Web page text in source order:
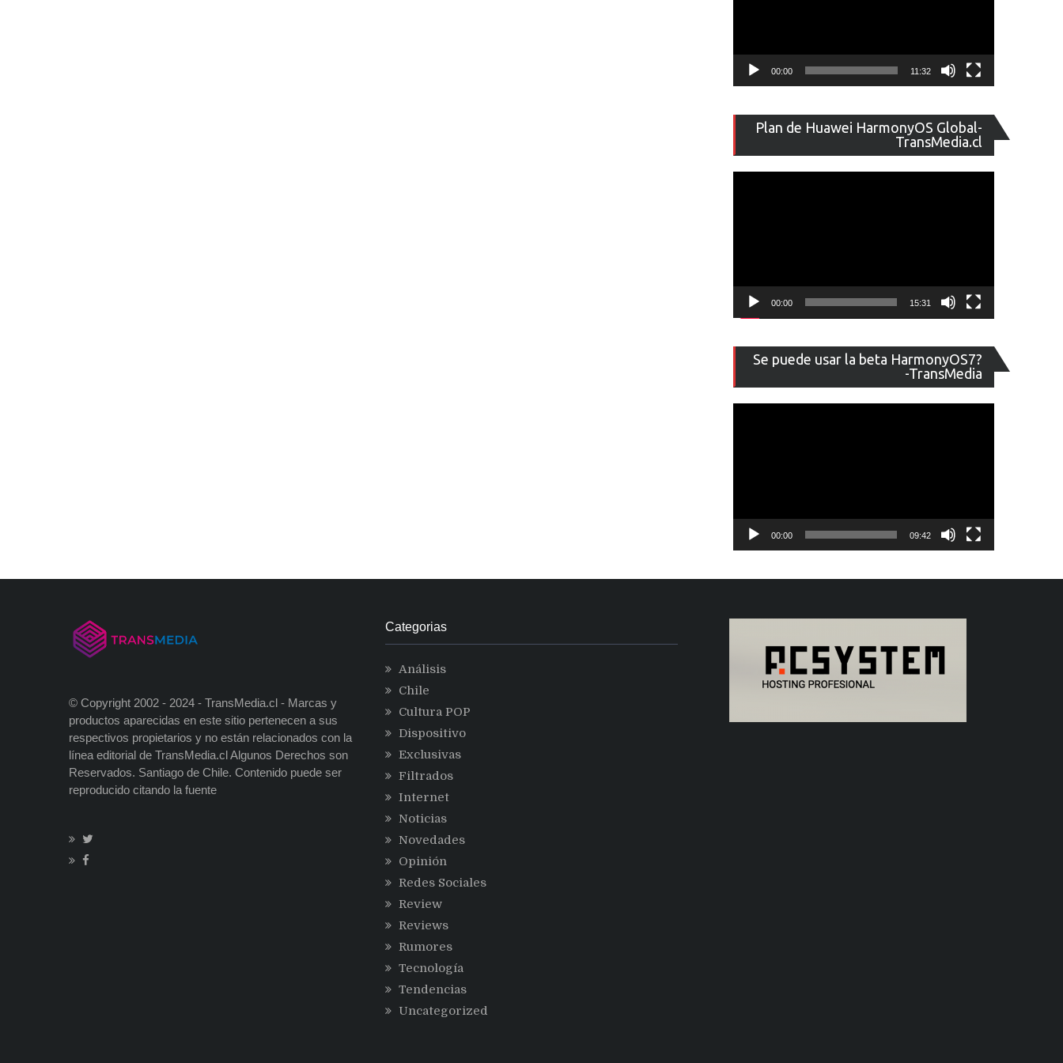
00:00 11:32
Plan de Huawei HarmonyOS Global-
TransMedia.cl
de
vídeo
00:00 15:31
Se puede usar la beta HarmonyOS7?
-TransMedia
de
vídeo
00:00 09:42
© Copyright 2002 - 2024 - TransMedia.cl - Marcas y
productos aparecidas en este sitio pertenecen a sus
respectivos propietarios y no están relacionados con la
línea editorial de TransMedia.cl Algunos Derechos son
Reservados. Santiago de Chile. Contenido puede ser
reproducido citando la fuente
Categorias
Análisis
Chile
Cultura POP
Dispositivo
Exclusivas
Filtrados
Internet
Noticias
Novedades
Opinión
Redes Sociales
Review
Reviews
Rumores
Tecnología
Tendencias
Uncategorized